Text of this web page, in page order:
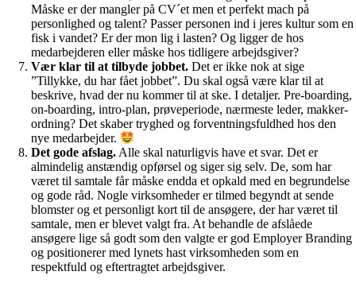
Måske er der mangler på CV´et men et perfekt mach på
personlighed og talent? Passer personen ind i jeres kultur som en
fisk i vandet? Er der mon lig i lasten? Og ligger de hos
medarbejderen eller måske hos tidligere arbejdsgiver?
Vær klar til at tilbyde jobbet. Det er ikke nok at sige
”Tillykke, du har fået jobbet”. Du skal også være klar til at
beskrive, hvad der nu kommer til at ske. I detaljer. Pre-boarding,
on-boarding, intro-plan, prøveperiode, nærmeste leder, makker-
ordning? Det skaber tryghed og forventningsfuldhed hos den
nye medarbejder.
Det gode afslag. Alle skal naturligvis have et svar. Det er
almindelig anstændig opførsel og siger sig selv. De, som har
været til samtale får måske endda et opkald med en begrundelse
og gode råd. Nogle virksomheder er tilmed begyndt at sende
blomster og et personligt kort til de ansøgere, der har været til
samtale, men er blevet valgt fra. At behandle de afslåede
ansøgere lige så godt som den valgte er god Employer Branding
og positionerer med lynets hast virksomheden som en
respektfuld og eftertragtet arbejdsgiver.